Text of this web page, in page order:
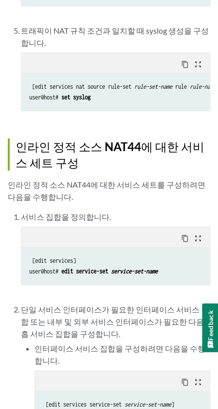
트래픽이 NAT 규칙 조건과 일치할 때 syslog 생성을 구성
합니다.
content_copy zoom_out_map
[edit services nat source rule-set rule-set-name rule rule-name
user@host# set syslog
인라인 정적 소스 NAT44에 대한 서비
스 세트 구성
인라인 정적 소스 NAT44에 대한 서비스 세트를 구성하려면
다음을 수행합니다.
서비스 집합을 정의합니다.
content_copy zoom_out_map
[edit services]
user@host# edit service-set service-set-name
단일 서비스 인터페이스가 필요한 인터페이스 서비스 집
합 또는 내부 및 외부 서비스 인터페이스가 필요한 다음
홉 서비스 집합을 구성합니다.
인터페이스 서비스 집합을 구성하려면 다음을 수행
합니다.
content_copy zoom_out_map
[edit services service-set service-set-name]
Feedback